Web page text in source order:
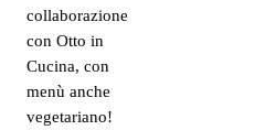
collaborazione
con Otto in
Cucina, con
menù anche
vegetariano!